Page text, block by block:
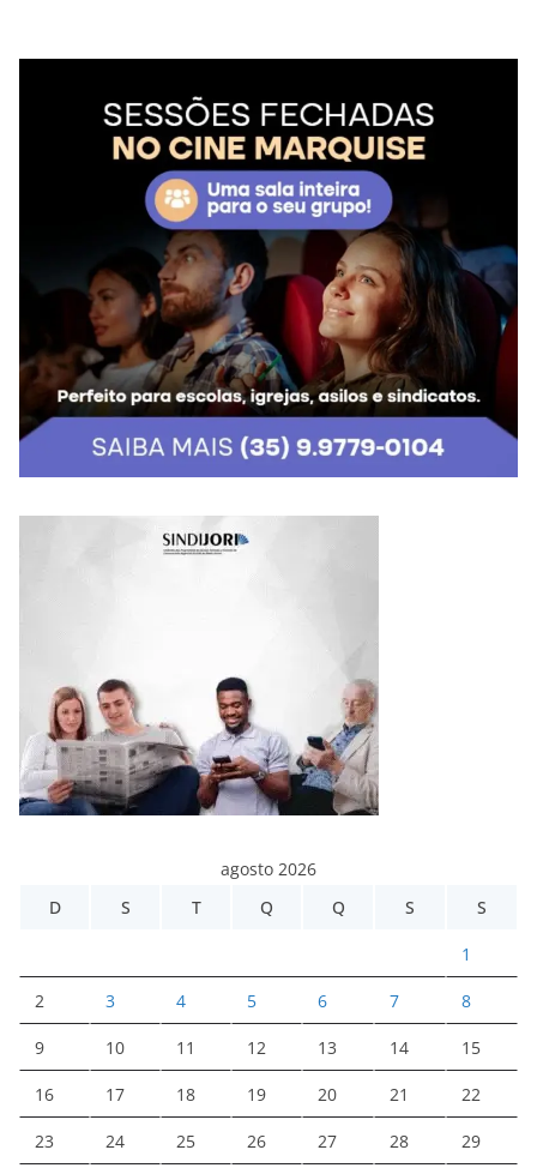
agosto 2026
D
S T Q Q S S
1
2 3 4 5 6 7 8
9 10 11 12 13 14 15
16 17 18 19 20 21 22
23 24 25 26 27 28 29